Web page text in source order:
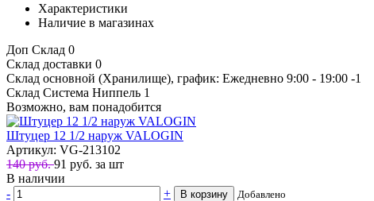
Характеристики
Наличие в магазинах
Доп Склад 0
Склад доставки 0
Склад основной (Хранилище), график: Ежедневно 9:00 - 19:00 -1
Склад Система Ниппель 1
Возможно, вам понадобится
Штуцер 12 1/2 наруж VALOGIN
Артикул: VG-213102
140 руб.91 руб. за шт
В наличии
-
+ В корзину Добавлено